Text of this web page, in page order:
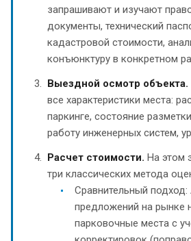
запрашивают и изучают
документы, технический
кадастровой стоимости,
конъюнктуру в конкретном
Выездной осмотр объекта.
все характеристики места:
паркинге, состояние
работу инженерных систем,
Расчет стоимости. На этом
три классических метода
Сравнительный подход:
предложений на рынке
парковочные места с